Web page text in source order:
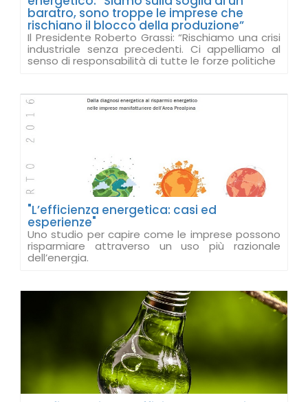
baratro, sono troppe le imprese che
rischiano il blocco della produzione”
Il Presidente Roberto Grassi: “Rischiamo una crisi
industriale senza precedenti. Ci appelliamo al
senso di responsabilità di tutte le forze politiche
"L’efficienza energetica: casi ed
esperienze"
Uno studio per capire come le imprese possono
risparmiare attraverso un uso più razionale
dell’energia.